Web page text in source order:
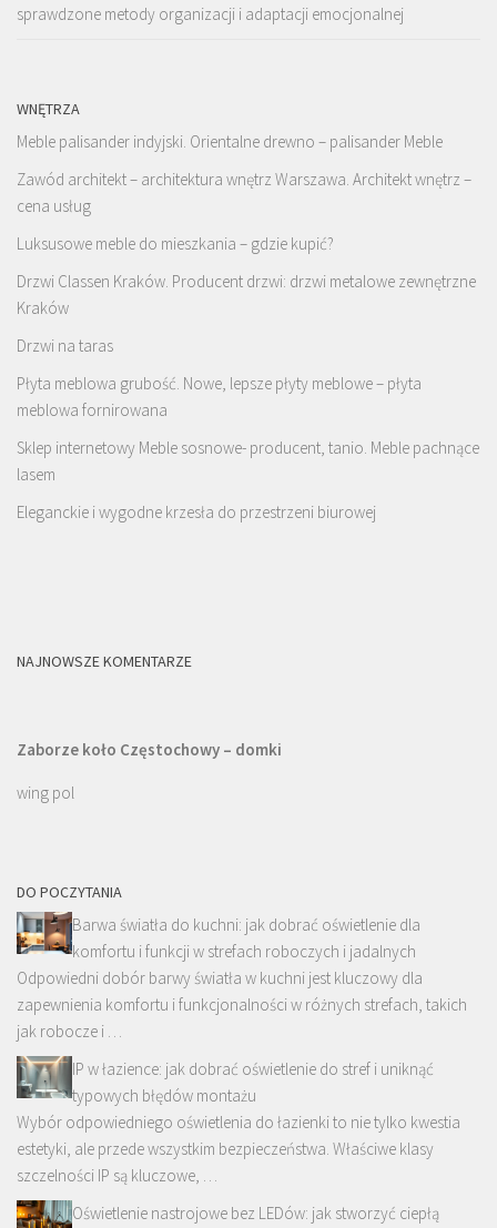
sprawdzone metody organizacji i adaptacji emocjonalnej
WNĘTRZA
Meble palisander indyjski. Orientalne drewno – palisander Meble
Zawód architekt – architektura wnętrz Warszawa. Architekt wnętrz –
cena usług
Luksusowe meble do mieszkania – gdzie kupić?
Drzwi Classen Kraków. Producent drzwi: drzwi metalowe zewnętrzne
Kraków
Drzwi na taras
Płyta meblowa grubość. Nowe, lepsze płyty meblowe – płyta
meblowa fornirowana
Sklep internetowy Meble sosnowe- producent, tanio. Meble pachnące
lasem
Eleganckie i wygodne krzesła do przestrzeni biurowej
NAJNOWSZE KOMENTARZE
Zaborze koło Częstochowy – domki
wing pol
DO POCZYTANIA
Barwa światła do kuchni: jak dobrać oświetlenie dla
komfortu i funkcji w strefach roboczych i jadalnych
Odpowiedni dobór barwy światła w kuchni jest kluczowy dla
zapewnienia komfortu i funkcjonalności w różnych strefach, takich
jak robocze i …
IP w łazience: jak dobrać oświetlenie do stref i uniknąć
typowych błędów montażu
Wybór odpowiedniego oświetlenia do łazienki to nie tylko kwestia
estetyki, ale przede wszystkim bezpieczeństwa. Właściwe klasy
szczelności IP są kluczowe, …
Oświetlenie nastrojowe bez LEDów: jak stworzyć ciepłą